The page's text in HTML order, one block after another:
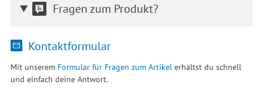
Fragen zum Produkt?
Kontaktformular
Mit unserem Formular für Fragen zum Artikelerhältst du schnell
und einfach deine Antwort.